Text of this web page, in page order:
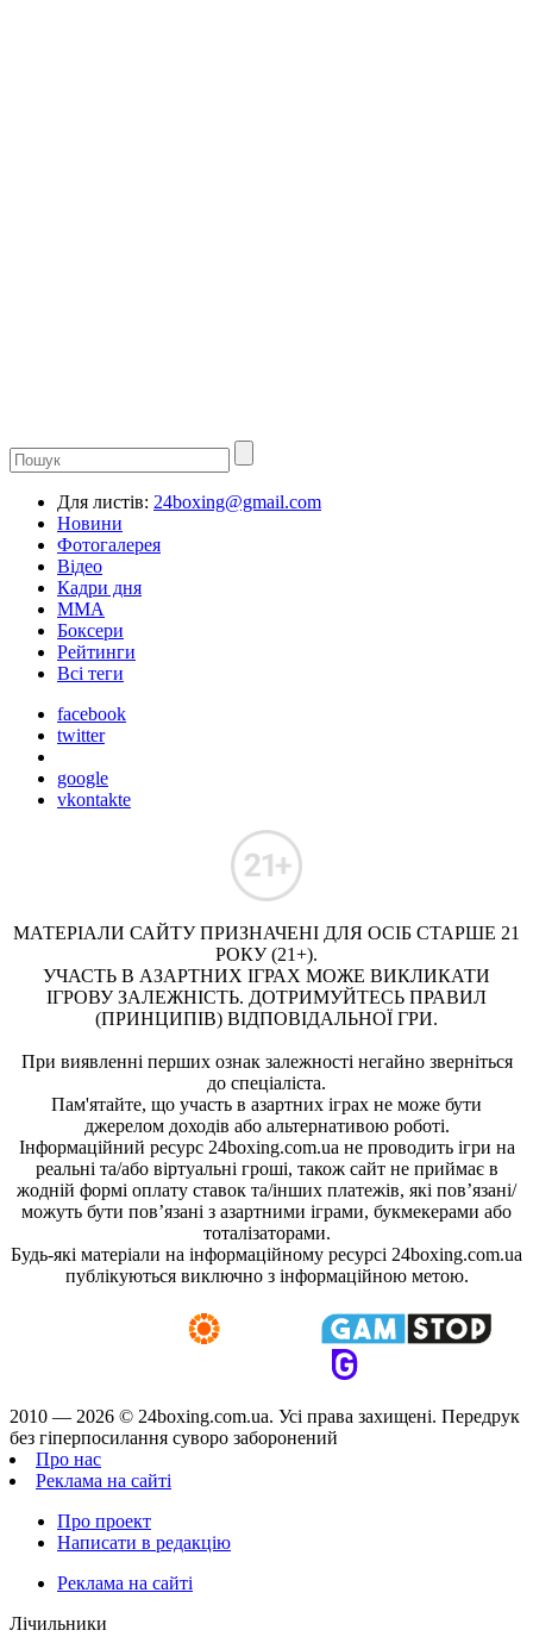
Для листів: 24boxing@gmail.com
Новини
Фотогалерея
Відео
Кадри дня
ММА
Боксери
Рейтинги
Всі теги
facebook
twitter
google
vkontakte
МАТЕРІАЛИ САЙТУ ПРИЗНАЧЕНІ ДЛЯ ОСІБ СТАРШЕ 21
РОКУ (21+).
УЧАСТЬ В АЗАРТНИХ ІГРАХ МОЖЕ ВИКЛИКАТИ
ІГРОВУ ЗАЛЕЖНІСТЬ. ДОТРИМУЙТЕСЬ ПРАВИЛ
(ПРИНЦИПІВ) ВІДПОВІДАЛЬНОЇ ГРИ.
При виявленні перших ознак залежності негайно зверніться
до спеціаліста.
Пам'ятайте, що участь в азартних іграх не може бути
джерелом доходів або альтернативою роботі.
Інформаційний ресурс 24boxing.com.ua не проводить ігри на
реальні та/або віртуальні гроші, також сайт не приймає в
жодній формі оплату ставок та/інших платежів, які пов’язані/
можуть бути пов’язані з азартними іграми, букмекерами або
тоталізаторами.
Будь-які матеріали на інформаційному ресурсі 24boxing.com.ua
публікуються виключно з інформаційною метою.
2010 — 2026 © 24boxing.com.ua. Усi права захищенi. Передрук
без гіперпосилання суворо заборонений
Про нас
Реклама на сайті
Про проект
Написати в редакцію
Реклама на сайті
Лічильники